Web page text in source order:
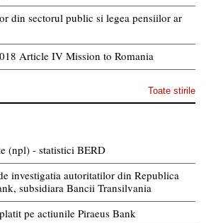
din sectorul public si legea pensiilor ar
Article IV Mission to Romania
Toate stirile
(npl) - statistici BERD
investigatia autoritatilor din Republica
subsidiara Bancii Transilvania
pe actiunile Piraeus Bank